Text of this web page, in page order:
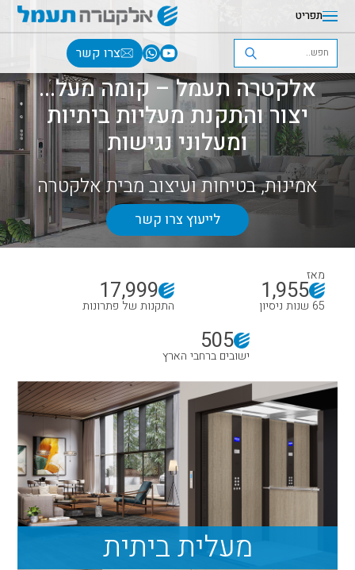
תפריט
צרו קשר
אלקטרה תעמל – קומה מעל...
יצור והתקנת מעליות ביתיות
ומעלוני נגישות
אמינות, בטיחות ועיצוב מבית אלקטרה
לייעוץ צרו קשר
מאז
1,956
65 שנות ניסיון
18,000
התקנות של פתרונות
505
ישובים ברחבי הארץ
מעלית ביתית